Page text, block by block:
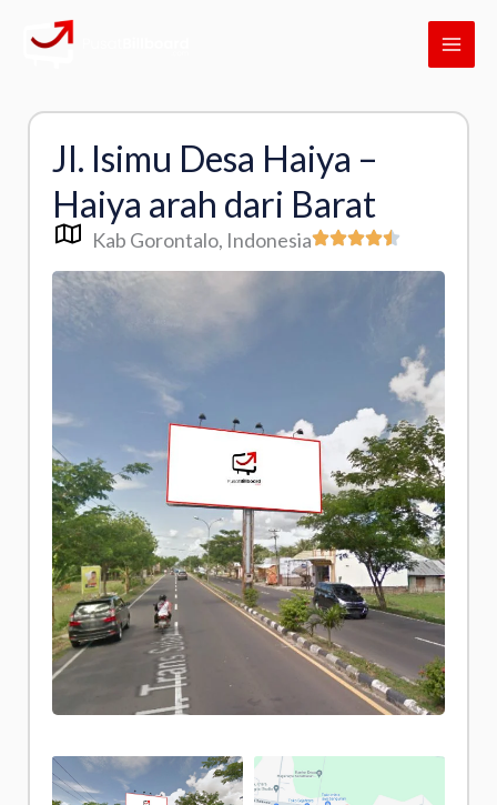
Jl. Isimu Desa Haiya –
Haiya arah dari Barat
Kab Gorontalo, Indonesia